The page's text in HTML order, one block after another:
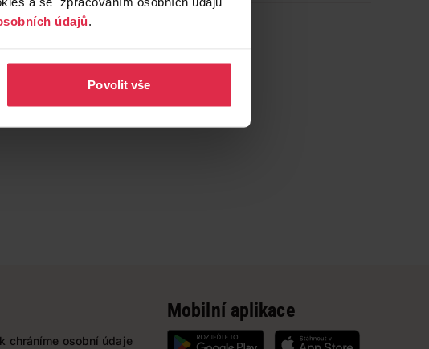
údajů.
Povolit vše
chráníme osobní údaje
Mobilní aplikace